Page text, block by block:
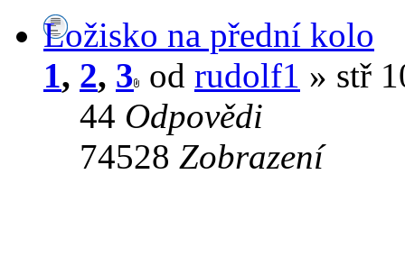
Ložisko na přední kolo
1, 2, 3 od rudolf1 » stř
44 Odpovědi
74528 Zobrazení